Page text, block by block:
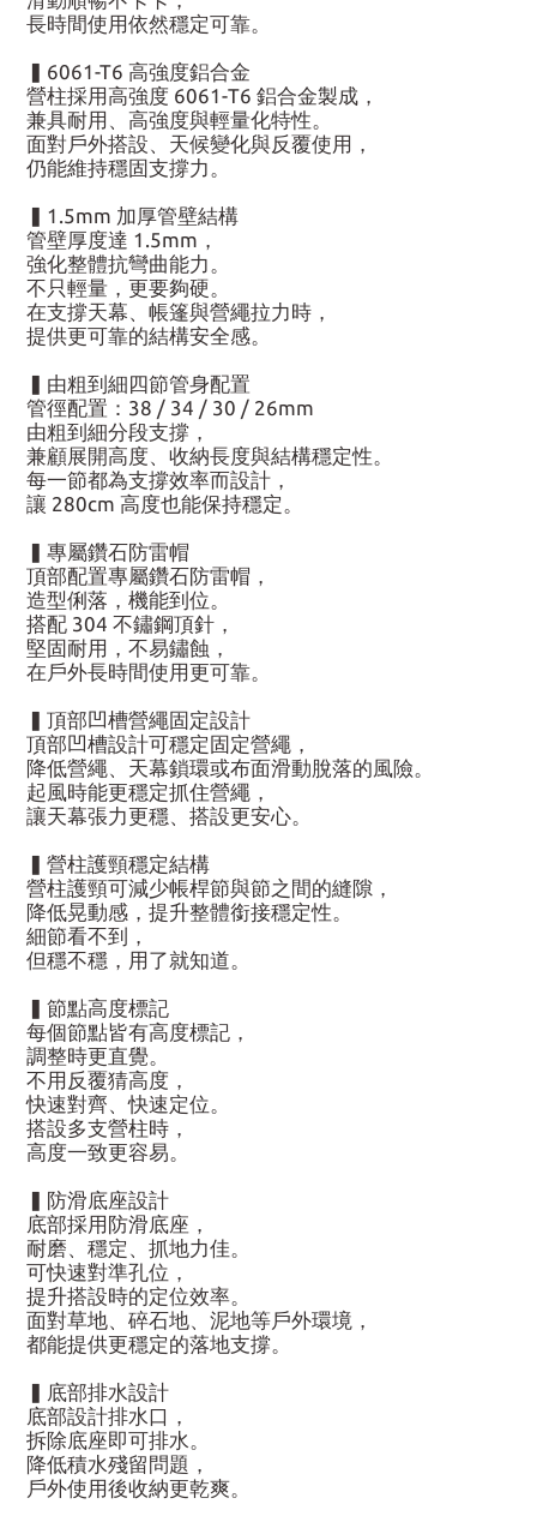
長時間使用依然穩定可靠。
▍6061-T6 高強度鋁合金
營柱採用高強度 6061-T6 鋁合金製成，
兼具耐用、高強度與輕量化特性。
面對戶外搭設、天候變化與反覆使用，
仍能維持穩固支撐力。
▍1.5mm 加厚管壁結構
管壁厚度達 1.5mm，
強化整體抗彎曲能力。
不只輕量，更要夠硬。
在支撐天幕、帳篷與營繩拉力時，
提供更可靠的結構安全感。
▍由粗到細四節管身配置
管徑配置：38 / 34 / 30 / 26mm
由粗到細分段支撐，
兼顧展開高度、收納長度與結構穩定性。
每一節都為支撐效率而設計，
讓 280cm 高度也能保持穩定。
▍專屬鑽石防雷帽
頂部配置專屬鑽石防雷帽，
造型俐落，機能到位。
搭配 304 不鏽鋼頂針，
堅固耐用，不易鏽蝕，
在戶外長時間使用更可靠。
▍頂部凹槽營繩固定設計
頂部凹槽設計可穩定固定營繩，
降低營繩、天幕鎖環或布面滑動脫落的風險。
起風時能更穩定抓住營繩，
讓天幕張力更穩、搭設更安心。
▍營柱護頸穩定結構
營柱護頸可減少帳桿節與節之間的縫隙，
降低晃動感，提升整體銜接穩定性。
細節看不到，
但穩不穩，用了就知道。
▍節點高度標記
每個節點皆有高度標記，
調整時更直覺。
不用反覆猜高度，
快速對齊、快速定位。
搭設多支營柱時，
高度一致更容易。
▍防滑底座設計
底部採用防滑底座，
耐磨、穩定、抓地力佳。
可快速對準孔位，
提升搭設時的定位效率。
面對草地、碎石地、泥地等戶外環境，
都能提供更穩定的落地支撐。
▍底部排水設計
底部設計排水口，
拆除底座即可排水。
降低積水殘留問題，
戶外使用後收納更乾爽。